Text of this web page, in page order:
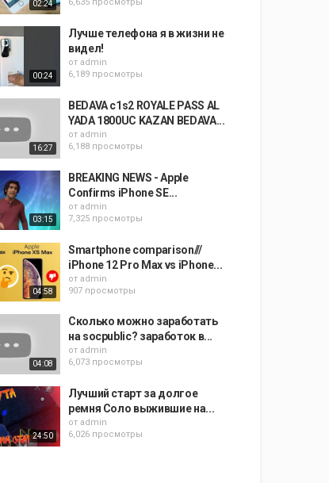
02:24
6,635 просмотры
00:24
Лучше телефона я в жизни не
видел!
от admin
6,189 просмотры
16:27
BEDAVA c1s2 ROYALE PASS AL
YADA 1800UC KAZAN BEDAVA...
от admin
6,188 просмотры
03:15
BREAKING NEWS - Apple
Confirms iPhone SE...
от admin
7,325 просмотры
04:58
Smartphone comparison///
iPhone 12 Pro Max vs iPhone...
от admin
907 просмотры
04:08
Сколько можно заработать
на socpublic? заработок в...
от admin
6,073 просмотры
24:50
Лучший старт за долгое
ремня Соло выжившие на...
от admin
6,026 просмотры